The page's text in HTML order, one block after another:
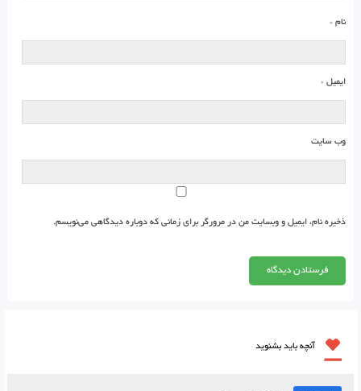
نام *
ایمیل *
وب‌ سایت
ذخیره نام، ایمیل و وبسایت من در مرورگر برای زمانی که دوباره دیدگاهی می‌نویسم.
آنچه باید بشنوید